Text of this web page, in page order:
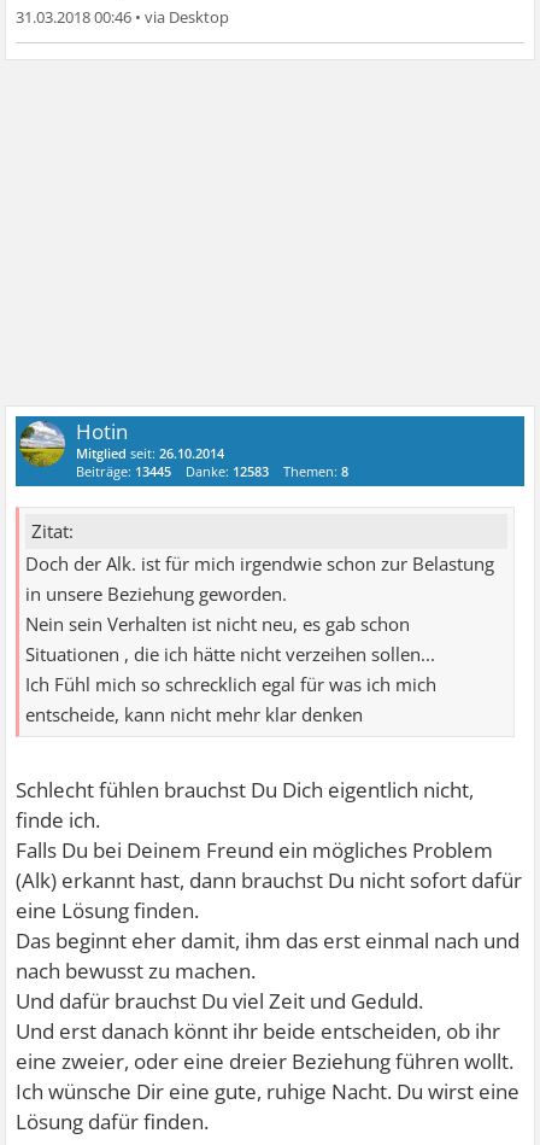
31.03.2018 00:46 •
Hotin
Mitglied seit:26.10.2014
Beiträge: 13445 Danke: 12583 Themen:8
Zitat:
Doch der Alk. ist für mich irgendwie schon zur Belastung
in unsere Beziehung geworden.
Nein sein Verhalten ist nicht neu, es gab schon
Situationen , die ich hätte nicht verzeihen sollen...
Ich Fühl mich so schrecklich egal für was ich mich
entscheide, kann nicht mehr klar denken
Schlecht fühlen brauchst Du Dich eigentlich nicht,
finde ich.
Falls Du bei Deinem Freund ein mögliches Problem
(Alk) erkannt hast, dann brauchst Du nicht sofort dafür
eine Lösung finden.
Das beginnt eher damit, ihm das erst einmal nach und
nach bewusst zu machen.
Und dafür brauchst Du viel Zeit und Geduld.
Und erst danach könnt ihr beide entscheiden, ob ihr
eine zweier, oder eine dreier Beziehung führen wollt.
Ich wünsche Dir eine gute, ruhige Nacht. Du wirst eine
Lösung dafür finden.